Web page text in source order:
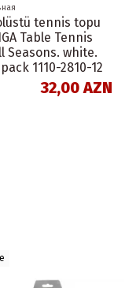
tennis topu
Table Tennis
Seasons. white.
1110-2810-12
32,00 AZN